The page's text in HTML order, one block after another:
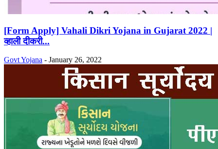
[Form Apply] Vahali Dikri Yojana in Gujarat 2022 |
व्हाली दीकरी...
Govt Yojana - January 26, 2022